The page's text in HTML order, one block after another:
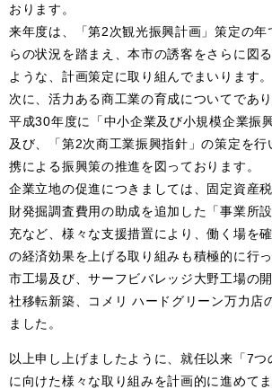
おります。
来年度は、「第2次観光振興計画」策定の
らの状況を踏まえ、本市の誘客をさらに図
ような、計画策定に取り組んでまいります。
次に、活力ある商工業の育成についてであり
平成30年度に「中小企業及び小規模企業振
及び、「第2次商工業振興指針」の策定を行
携による振興策の推進を図っております。
企業立地の促進につきましては、固定資産
財発掘調査費用の助成を追加した「事業所
充など、様々な支援措置により、働く場を
の経済効果を上げる取り組みも積極的に行
市工場及び、サーフビバレッジ大野工場の
社移転新築、コメリ ハードグリーン万力店
ました。
以上申し上げましたように、就任以来「7つ
に向けた様々な取り組みを計画的に進めてま